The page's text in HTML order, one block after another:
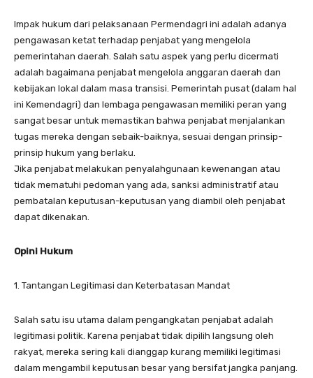
Impak hukum dari pelaksanaan Permendagri ini adalah adanya
pengawasan ketat terhadap penjabat yang mengelola
pemerintahan daerah. Salah satu aspek yang perlu dicermati
adalah bagaimana penjabat mengelola anggaran daerah dan
kebijakan lokal dalam masa transisi. Pemerintah pusat (dalam hal
ini Kemendagri) dan lembaga pengawasan memiliki peran yang
sangat besar untuk memastikan bahwa penjabat menjalankan
tugas mereka dengan sebaik-baiknya, sesuai dengan prinsip-
prinsip hukum yang berlaku.
Jika penjabat melakukan penyalahgunaan kewenangan atau
tidak mematuhi pedoman yang ada, sanksi administratif atau
pembatalan keputusan-keputusan yang diambil oleh penjabat
dapat dikenakan.
Opini Hukum
1. Tantangan Legitimasi dan Keterbatasan Mandat
Salah satu isu utama dalam pengangkatan penjabat adalah
legitimasi politik. Karena penjabat tidak dipilih langsung oleh
rakyat, mereka sering kali dianggap kurang memiliki legitimasi
dalam mengambil keputusan besar yang bersifat jangka panjang.